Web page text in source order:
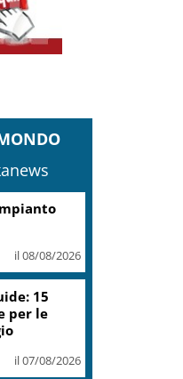
il 08/08/2026
15
per le
il 07/08/2026